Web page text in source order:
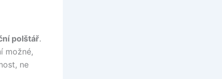
polštář.
možné,
ne